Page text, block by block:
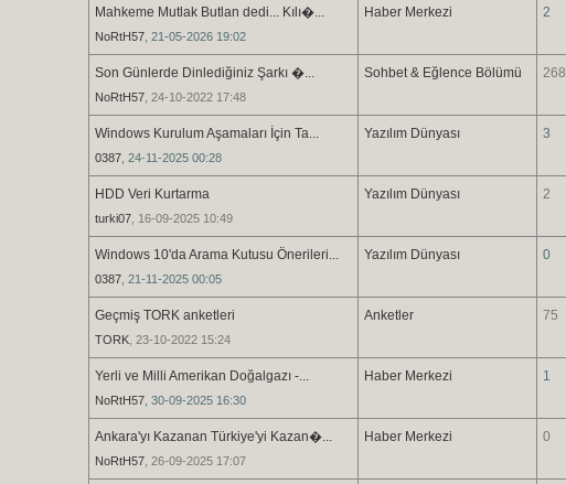
Mahkeme Mutlak Butlan dedi... Kılı�...
NoRtH57 , 21-05-2026 19:02
Haber Merkezi 2
Son Günlerde Dinlediğiniz Şarkı �...
NoRtH57 , 24-10-2022 17:48
Sohbet & Eğlence Bölümü 268
Windows Kurulum Aşamaları İçin Ta...
0387 , 24-11-2025 00:28
Yazılım Dünyası 3
HDD Veri Kurtarma
turki07 , 16-09-2025 10:49
Yazılım Dünyası 2
Windows 10'da Arama Kutusu Önerileri...
0387 , 21-11-2025 00:05
Yazılım Dünyası 0
Geçmiş TORK anketleri
TORK , 23-10-2022 15:24
Anketler 75
Yerli ve Milli Amerikan Doğalgazı -...
NoRtH57 , 30-09-2025 16:30
Haber Merkezi 1
Ankara'yı Kazanan Türkiye'yi Kazan�...
NoRtH57 , 26-09-2025 17:07
Haber Merkezi 0